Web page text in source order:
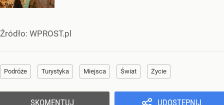
Źródło: WPROST.pl
Podróże Turystyka Miejsca Świat Życie
UDOSTĘPNIJ
SKOMENTUJ